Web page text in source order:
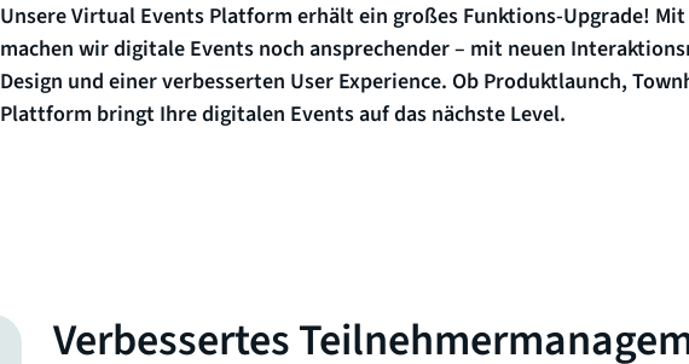
Unsere Virtual Events Platform erhält ein großes Funktions-Upgrade!
machen wir digitale Events noch ansprechender – mit neuen
Design und einer verbesserten User Experience. Ob Produktlaunch,
Plattform bringt Ihre digitalen Events auf das nächste Level.
Verbessertes